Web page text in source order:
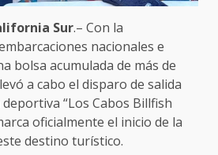
Sur.– Con la
nacionales e
bolsa acumulada de más de
a cabo el disparo de salida
“Los Cabos Billfish
oficialmente el inicio de la
destino turístico.